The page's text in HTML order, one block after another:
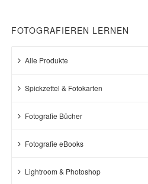
FOTOGRAFIEREN LERNEN
Alle Produkte
Spickzettel & Fotokarten
Fotografie Bücher
Fotografie eBooks
Lightroom & Photoshop